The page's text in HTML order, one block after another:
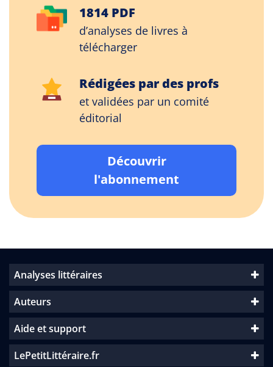
1814 PDF
d’analyses de livres à
télécharger
Rédigées par des profs
et validées par un comité
éditorial
Découvrir
l'abonnement
Analyses littéraires
Auteurs
Aide et support
LePetitLittéraire.fr